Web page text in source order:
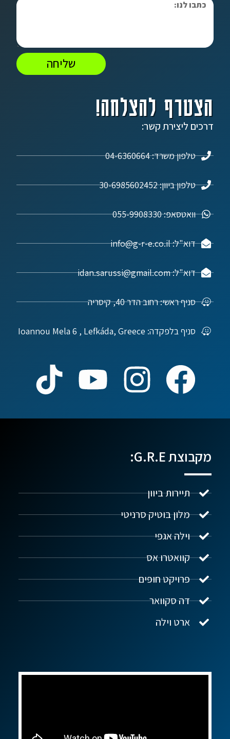
הצטרף להצלחה!
דרכים ליצירת קשר:
טלפון משרד: 04-6360664
טלפון ביוון: 30-6985602452
וואטסאפ: 055-9908330
דוא"ל: info@g-r-e.co.il
דוא"ל: idan.sarussi@gmail.com
סניף ראשי: רחוב הדר 40, קיסריה
סניף בלפקדה: Ioannou Mela 6 , Lefkáda, Greece
שליחה
מקבוצת G.R.E:
תיירות ביוון
מלון בוטיק סרניטי
וילה אגפי
קוואטרו אס
פרויקט חופים
דה סקוואר
ארט וילה
נדל"ן ביוון G.R.E
שלום! איך אפשר לעזור?